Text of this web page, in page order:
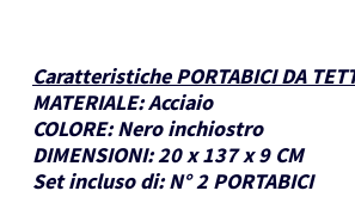
Caratteristiche PORTABICI DA
MATERIALE:Acciaio
COLORE: Nero inchiostro
DIMENSIONI:20 x 137 x 9 CM
Set incluso di: N° 2 PORTABICI